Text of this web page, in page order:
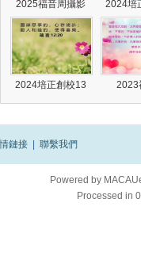
2025福音周攝影 2024培
2024培正創校13 2023
鏈接 聯繫我們
Powered by
Processed in